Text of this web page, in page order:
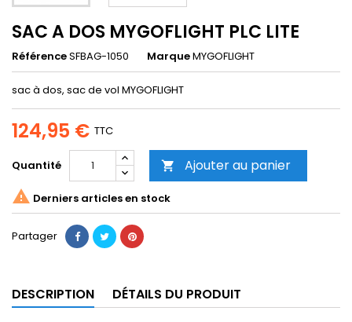
SAC A DOS MYGOFLIGHT PLC LITE
RéférenceSFBAG-1050 MarqueMYGOFLIGHT
sac à dos, sac de vol MYGOFLIGHT
124,95 € TTC
Quantité  Ajouter au panier
 Derniers articles en stock
Partager
DESCRIPTION DÉTAILS DU PRODUIT